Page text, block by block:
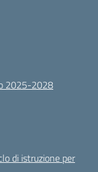
2025-2028
di istruzione per